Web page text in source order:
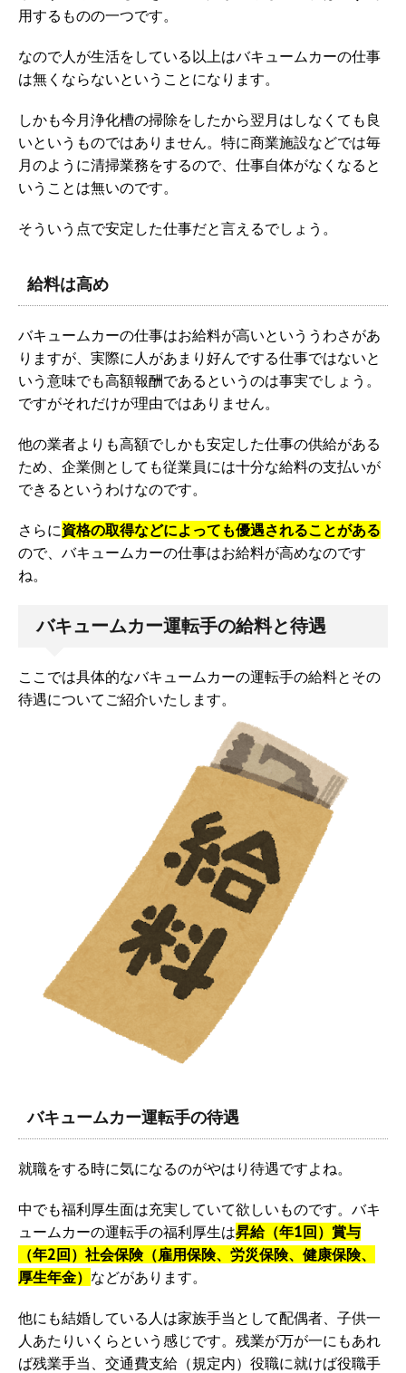
用するものの一つです。
なので人が生活をしている以上はバキュームカーの仕事
は無くならないということになります。
しかも今月浄化槽の掃除をしたから翌月はしなくても良
いというものではありません。特に商業施設などでは毎
月のように清掃業務をするので、仕事自体がなくなると
いうことは無いのです。
そういう点で安定した仕事だと言えるでしょう。
給料は高め
バキュームカーの仕事はお給料が高いといううわさがあ
りますが、実際に人があまり好んでする仕事ではないと
いう意味でも高額報酬であるというのは事実でしょう。
ですがそれだけが理由ではありません。
他の業者よりも高額でしかも安定した仕事の供給がある
ため、企業側としても従業員には十分な給料の支払いが
できるというわけなのです。
さらに資格の取得などによっても優遇されることがある
ので、バキュームカーの仕事はお給料が高めなのです
ね。
バキュームカー運転手の給料と待遇
ここでは具体的なバキュームカーの運転手の給料とその
待遇についてご紹介いたします。
バキュームカー運転手の待遇
就職をする時に気になるのがやはり待遇ですよね。
中でも福利厚生面は充実していて欲しいものです。バキ
ュームカーの運転手の福利厚生は昇給（年1回）賞与
（年2回）社会保険（雇用保険、労災保険、健康保険、
厚生年金） などがあります。
他にも結婚している人は家族手当として配偶者、子供一
人あたりいくらという感じです。残業が万が一にもあれ
ば残業手当、交通費支給（規定内）役職に就けば役職手